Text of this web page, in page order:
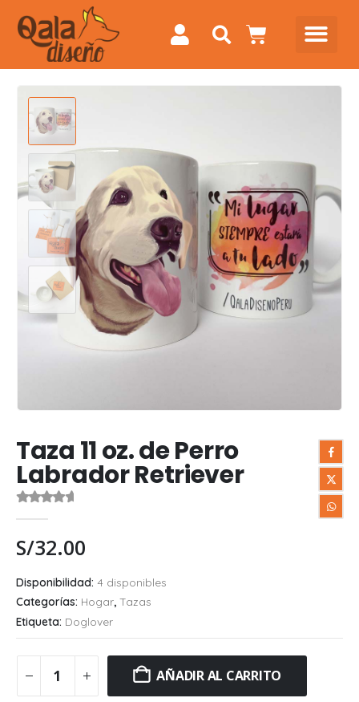
Taza 11 oz. de Perro
Labrador Retriever
S/32.00
Disponibilidad: 4 disponibles
Categorías: Hogar, Tazas
Etiqueta: Doglover
AÑADIR AL CARRITO